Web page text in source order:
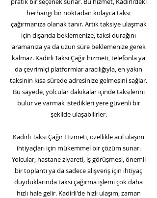
herhangi bir noktadan kolayca taksi
çağırmanıza olanak tanır. Artık taksiye ulaşmak
için dışarıda beklemenize, taksi durağını
aramanıza ya da uzun süre beklemenize gerek
kalmaz. Kadirli Taksi Çağır hizmeti, telefonla ya
da çevrimiçi platformlar aracılığıyla, en yakın
taksinin kısa sürede adresinize gelmesini sağlar.
Bu sayede, yolcular dakikalar içinde taksilerini
bulur ve varmak istedikleri yere güvenli bir
şekilde ulaşabilirler.
Kadirli Taksi Çağır Hizmeti, özellikle acil ulaşım
ihtiyaçları için mükemmel bir çözüm sunar.
Yolcular, hastane ziyareti, iş görüşmesi, önemli
bir toplantı ya da sadece alışveriş için ihtiyaç
duyduklarında taksi çağırma işlemi çok daha
hızlı hale gelir. Kadirli'de hızlı ulaşım, zaman